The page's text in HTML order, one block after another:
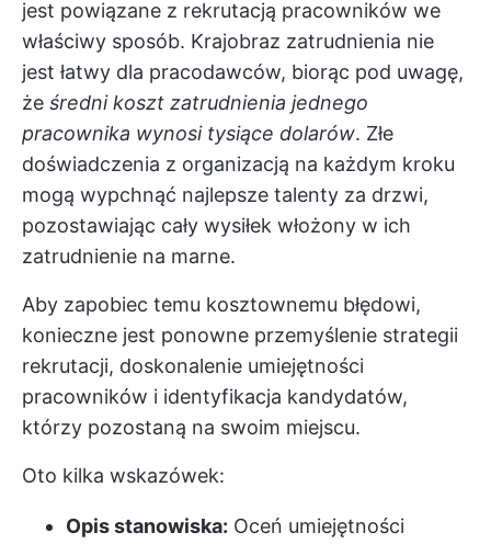
jest powiązane z rekrutacją pracowników we
właściwy sposób. Krajobraz zatrudnienia nie
jest łatwy dla pracodawców, biorąc pod uwagę,
że średni koszt zatrudnienia jednego
pracownika wynosi tysiące dolarów. Złe
doświadczenia z organizacją na każdym kroku
mogą wypchnąć najlepsze talenty za drzwi,
pozostawiając cały wysiłek włożony w ich
zatrudnienie na marne.
Aby zapobiec temu kosztownemu błędowi,
konieczne jest ponowne przemyślenie strategii
rekrutacji, doskonalenie umiejętności
pracowników i identyfikacja kandydatów,
którzy pozostaną na swoim miejscu.
Oto kilka wskazówek:
Opis stanowiska: Oceń umiejętności